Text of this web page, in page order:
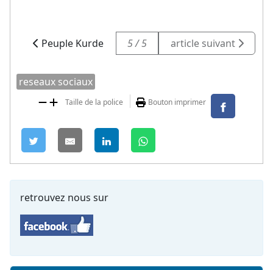
Peuple Kurde 5 / 5 article suivant
reseaux sociaux
Taille de la police Bouton imprimer
retrouvez nous sur